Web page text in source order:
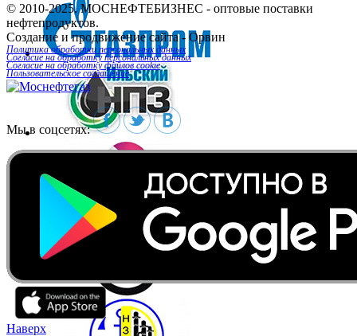
© 2010-2025.МОСНЕФТЕБИЗНЕС - оптовые поставки
нефтепродуктов.
Создание и продвижение сайта- Орвин
Политика обработки персональных данных
Согласие на обработку персональных данных
Согласие на обработку файлов cookie
Пользовательское соглашение
Мы в соцсетях:
Наверх